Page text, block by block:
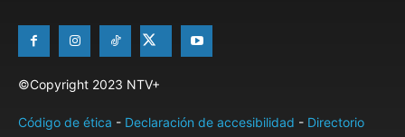
©Copyright 2023 NTV+
Código de ética - Declaración de accesibilidad - Directorio